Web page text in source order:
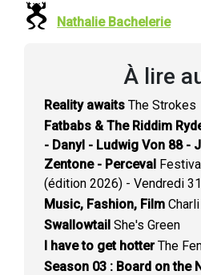
Nathalie Bachelerie
À lire
Reality awaits The Strokes
Fatbabs & The Riddim
- Danyl - Ludwig Von 88 -
Zentone - Perceval
(édition 2026) - Vendredi
Music, Fashion, Film
Swallowtail She's Green
I have to get hotterThe
Season 03 : Board on the